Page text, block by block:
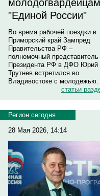
"Единой России"
Во время рабочей поездки в
Приморский край Зампред
Правительства РФ –
полномочный представитель
Президента РФ в ДФО Юрий
Трутнев встретился во
Владивостоке с молодежью.
статьи
Регион сегодня
28 Мая 2026, 14:14